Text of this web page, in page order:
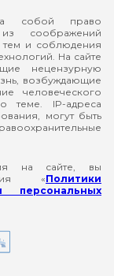
собой право
соображений
тем и соблюдения
На сайте
нецензурную
возбуждающие
человеческого
теме. IP-адреса
могут быть
на сайте, вы
«Политики
персональных